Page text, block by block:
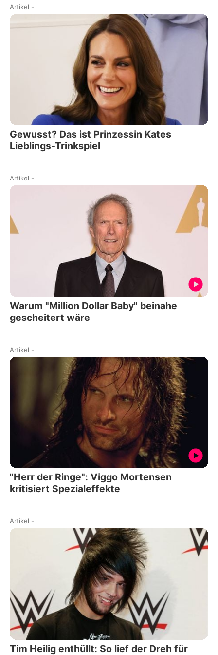
Artikel -
Gewusst? Das ist Prinzessin Kates
Lieblings-Trinkspiel
Artikel -
Warum "Million Dollar Baby" beinahe
gescheitert wäre
Artikel -
"Herr der Ringe": Viggo Mortensen
kritisiert Spezialeffekte
Artikel -
Tim Heilig enthüllt: So lief der Dreh für